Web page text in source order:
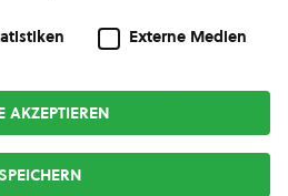
© 2026bio austria
Externe Medien
AKZEPTIEREN